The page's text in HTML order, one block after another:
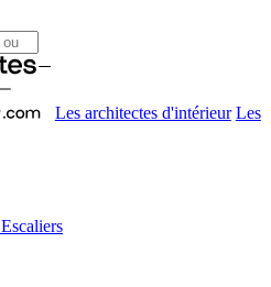
Les architectes d'intérieur Les
Escaliers